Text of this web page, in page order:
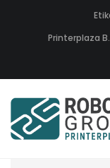
Printerplaza